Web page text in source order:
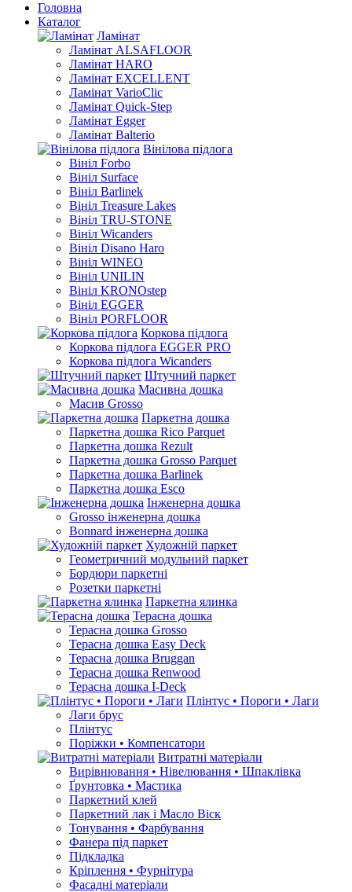
Головна
Каталог
Ламінат
Ламінат ALSAFLOOR
Ламінат HARO
Ламінат EXCELLENT
Ламінат VarioClic
Ламінат Quick-Step
Ламінат Egger
Ламінат Balterio
Вінілова підлога
Вініл Forbo
Вініл Surface
Вініл Barlinek
Вініл Treasure Lakes
Вініл TRU-STONE
Вініл Wicanders
Вініл Disano Haro
Вініл WINEO
Вініл UNILIN
Вініл KRONOstep
Вініл EGGER
Вініл PORFLOOR
Коркова підлога
Коркова підлога EGGER PRO
Коркова підлога Wicanders
Штучний паркет
Масивна дошка
Масив Grosso
Паркетна дошка
Паркетна дошка Rico Parquet
Паркетна дошка Rezult
Паркетна дошка Grosso Parquet
Паркетна дошка Barlinek
Паркетна дошка Esco
Інженерна дошка
Grosso інженерна дошка
Bonnard інженерна дошка
Художній паркет
Геометричний модульний паркет
Бордюри паркетні
Розетки паркетні
Паркетна ялинка
Терасна дошка
Терасна дошка Grosso
Терасна дошка Easy Deck
Терасна дошка Bruggan
Терасна дошка Renwood
Терасна дошка I-Deck
Плінтус • Пороги • Лаги
Лаги брус
Плінтус
Поріжки • Компенсатори
Витратні матеріали
Вирівнювання • Нівелювання • Шпаклівка
Ґрунтовкa • Мастика
Паркетний клей
Паркетний лак і Масло Віск
Тонування • Фарбування
Фанера під паркет
Підкладка
Кріплення • Фурнітура
Фасадні матеріали